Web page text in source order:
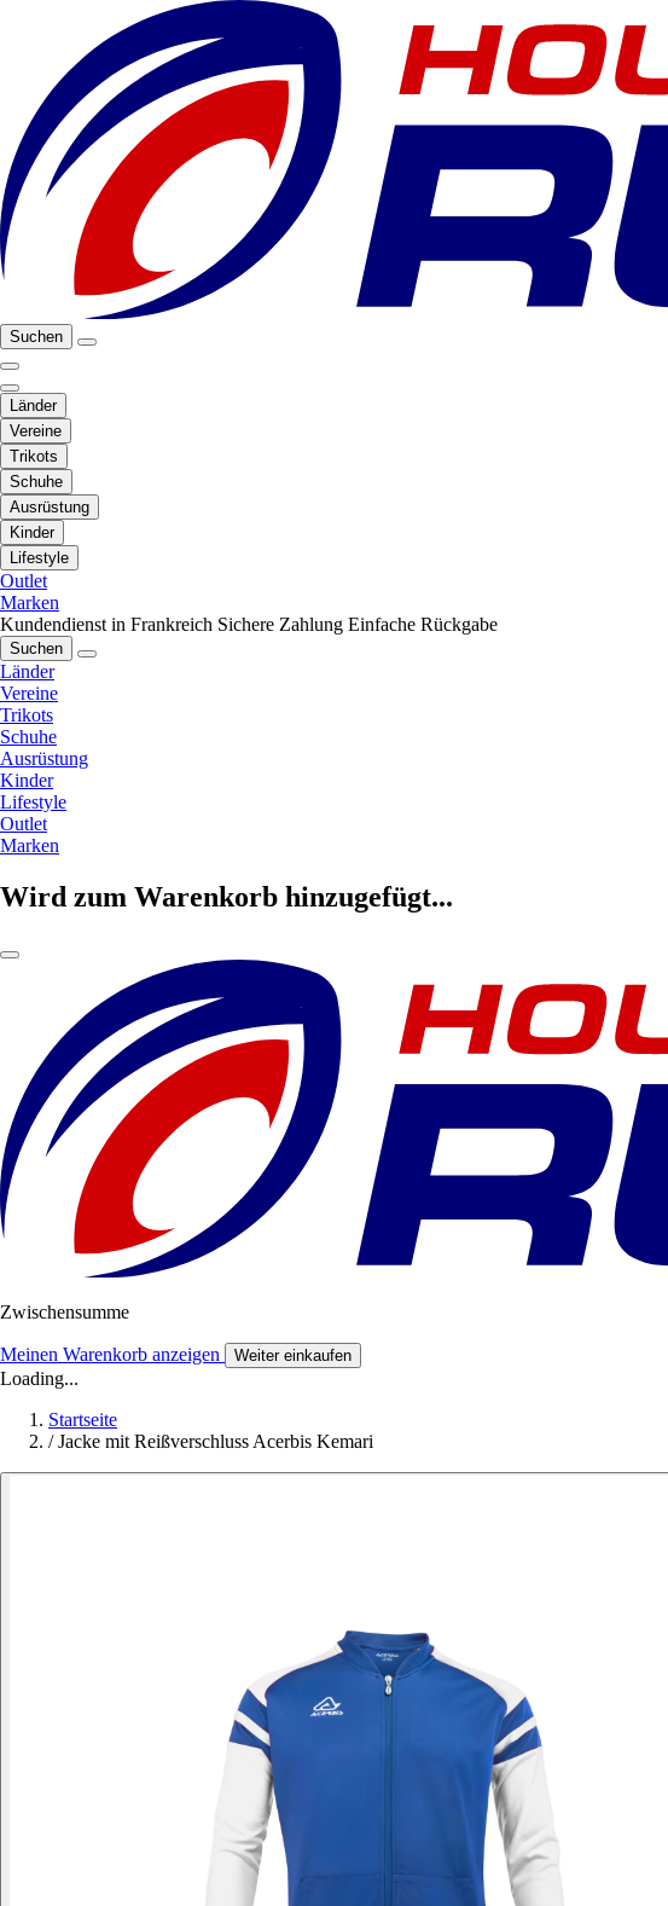
Suchen
Länder
Vereine
Trikots
Schuhe
Ausrüstung
Kinder
Lifestyle
Outlet
Marken
Kundendienst in Frankreich Sichere Zahlung Einfache Rückgabe
Suchen
Länder
Vereine
Trikots
Schuhe
Ausrüstung
Kinder
Lifestyle
Outlet
Marken
Wird zum Warenkorb hinzugefügt...
Zwischensumme
Meinen Warenkorb anzeigen Weiter einkaufen
Loading...
Startseite
/ Jacke mit Reißverschluss Acerbis Kemari